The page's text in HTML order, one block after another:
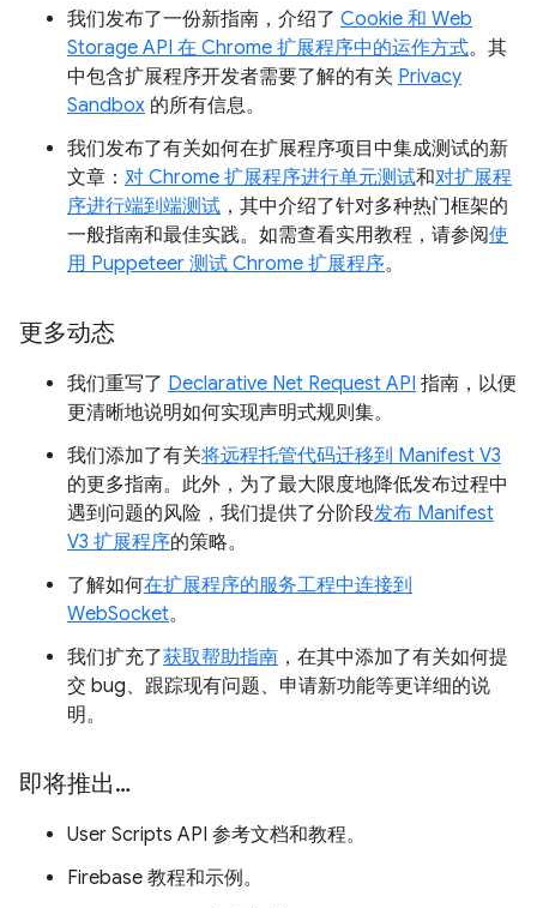
我们发布了一份新指南，介绍了 Cookie 和 Web
Storage API 在 Chrome 扩展程序中的运作方式。其
中包含扩展程序开发者需要了解的有关 Privacy
Sandbox 的所有信息。
我们发布了有关如何在扩展程序项目中集成测试的新
文章： 对 Chrome 扩展程序进行单元测试和对扩展程
序进行端到端测试 ，其中介绍了针对多种热门框架的
一般指南和最佳实践。如需查看实用教程，请参阅使
用 Puppeteer 测试 Chrome 扩展程序。
更多动态
我们重写了 Declarative Net Request API 指南，以便
更清晰地说明如何实现声明式规则集。
我们添加了有关将远程托管代码迁移到 Manifest V3
的更多指南。此外，为了最大限度地降低发布过程中
遇到问题的风险，我们提供了分阶段发布 Manifest
V3 扩展程序的策略。
了解如何在扩展程序的服务工程中连接到
WebSocket。
我们扩充了获取帮助指南 ，在其中添加了有关如何提
交 bug、跟踪现有问题、申请新功能等更详细的说
明。
即将推出…
User Scripts API 参考文档和教程。
Firebase 教程和示例。